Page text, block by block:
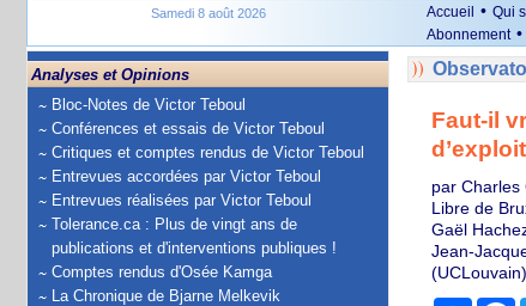
Samedi 8 août 2026 Accueil • Qui
Abonnement •
Analyses et Opinions
Bloc-Notes de Victor Teboul
Conférences et essais de Victor Teboul
Critiques et comptes rendus de Victor Teboul
Entrevues accordées par Victor Teboul
Entrevues réalisées par Victor Teboul
Tolerance.ca : Plus de vingt ans de
publications et d'interventions publiques !
Comptes rendus d'Osée Kamga
La Chronique de Bjarne Melkevik
Faut-il
par Charles
Libre de
Gaël
Jean-
(UCLouvain)